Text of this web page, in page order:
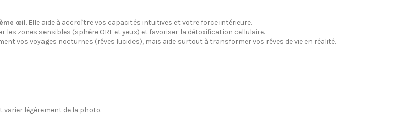
œil. Elle aide à accroître vos capacités intuitives et votre force intérieure.
zones sensibles (sphère ORL et yeux) et favoriser la détoxification cellulaire.
vos voyages nocturnes (rêves lucides), mais aide surtout à transformer vos rêves de vie en réalité.
légèrement de la photo.